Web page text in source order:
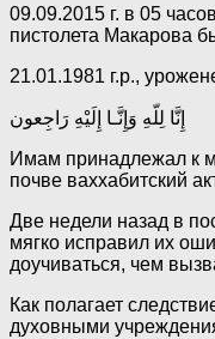
09.09.2015 г. в 05
пистолета Макарова
21.01.1981 г.р.,
إِنَّا لِلّهِ وَإِنَّـا إِلَيْهِ رَاجِعون
Имам принадлежал к
почве ваххабитский
Две недели назад в
мягко исправил их
доучиваться, чем
Как полагает
духовными